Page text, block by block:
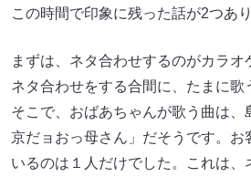
この時間で印象に残った話が2つあり
まずは、ネタ合わせするのがカラオ
ネタ合わせをする合間に、たまに歌
そこで、おばあちゃんが歌う曲は、
京だョおっ母さん」だそうです。お
いるのは１人だけでした。これは、